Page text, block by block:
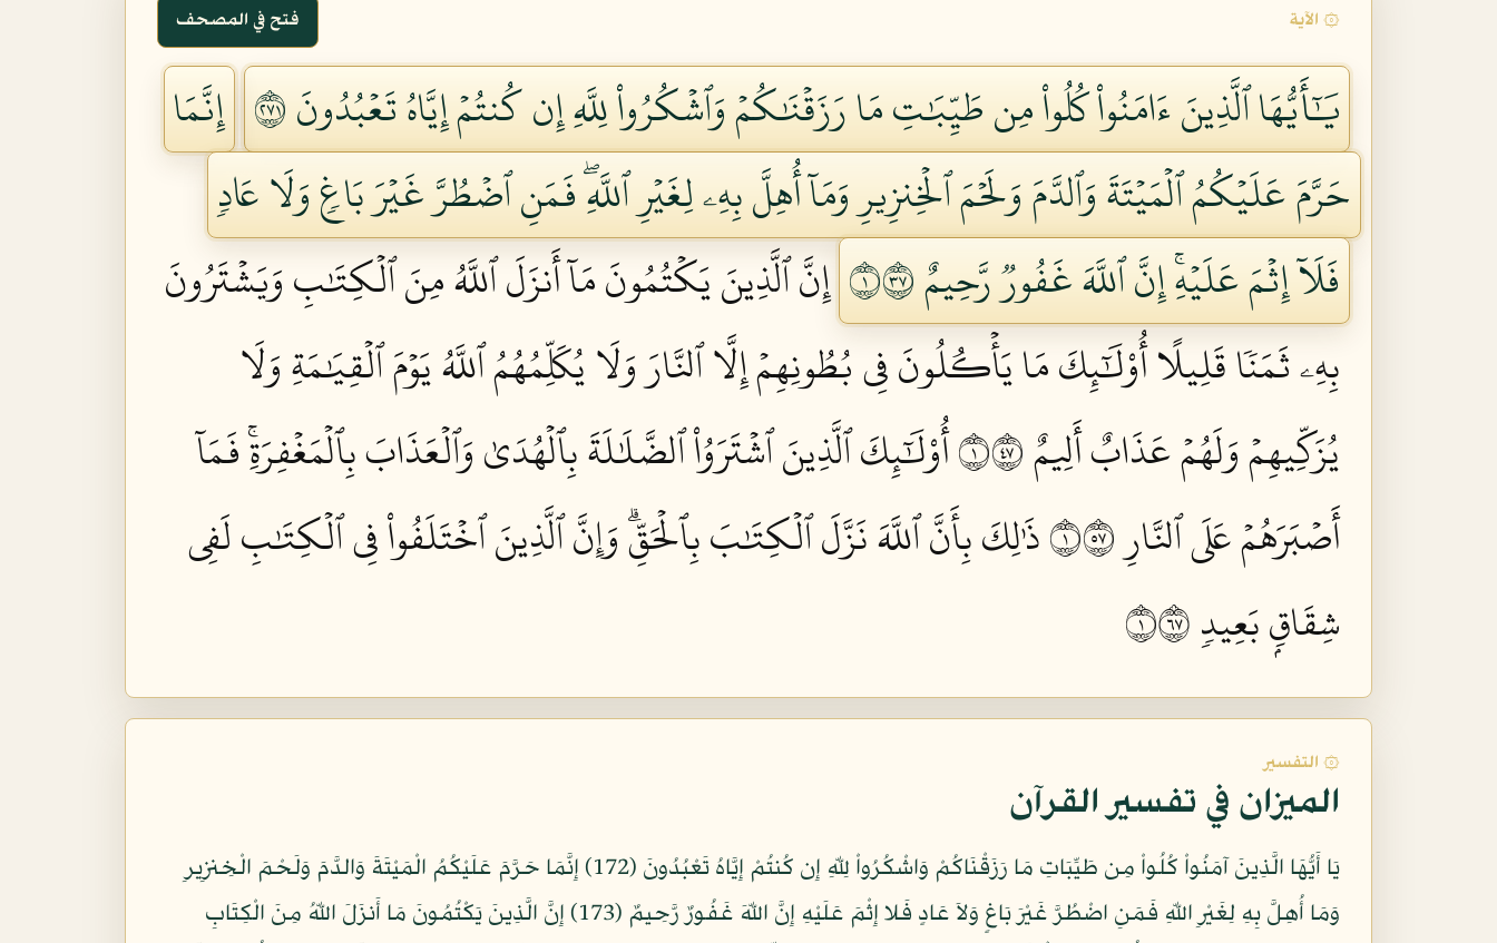
۞ الآية فتح في المصحف
يَٰٓأَيُّهَا ٱلَّذِينَ ءَامَنُواْ كُلُواْ مِن طَيِّبَٰتِ مَا رَزَقۡنَٰكُمۡ وَٱشۡكُرُواْ لِلَّهِ إِن كُنتُمۡ إِيَّاهُ تَعۡبُدُونَ ١٧٢
إِنَّمَا
حَرَّمَ عَلَيۡكُمُ ٱلۡمَيۡتَةَ وَٱلدَّمَ وَلَحۡمَ ٱلۡخِنزِيرِ وَمَآ أُهِلَّ بِهِۦ لِغَيۡرِ ٱللَّهِۖ فَمَنِ ٱضۡطُرَّ غَيۡرَ بَاغٖ وَلَا عَادٖ
فَلَآ إِثۡمَ عَلَيۡهِۚ إِنَّ ٱللَّهَ غَفُورٞ رَّحِيمٌ ١٧٣
إِنَّ ٱلَّذِينَ يَكۡتُمُونَ مَآ أَنزَلَ ٱللَّهُ مِنَ ٱلۡكِتَٰبِ وَيَشۡتَرُونَ
بِهِۦ ثَمَنٗا قَلِيلًا أُوْلَٰٓئِكَ مَا يَأۡكُلُونَ فِي بُطُونِهِمۡ إِلَّا ٱلنَّارَ وَلَا يُكَلِّمُهُمُ ٱللَّهُ يَوۡمَ ٱلۡقِيَٰمَةِ وَلَا
يُزَكِّيهِمۡ وَلَهُمۡ عَذَابٌ أَلِيمٌ ١٧٤
أُوْلَٰٓئِكَ ٱلَّذِينَ ٱشۡتَرَوُاْ ٱلضَّلَٰلَةَ بِٱلۡهُدَىٰ وَٱلۡعَذَابَ بِٱلۡمَغۡفِرَةِۚ فَمَآ
أَصۡبَرَهُمۡ عَلَى ٱلنَّارِ ١٧٥
ذَٰلِكَ بِأَنَّ ٱللَّهَ نَزَّلَ ٱلۡكِتَٰبَ بِٱلۡحَقِّۗ وَإِنَّ ٱلَّذِينَ ٱخۡتَلَفُواْ فِي ٱلۡكِتَٰبِ لَفِي
شِقَاقِۭ بَعِيدٖ ١٧٦
۞ التفسير
الميزان في تفسير القرآن
يَا أَيُّهَا الَّذِينَ آمَنُواْ كُلُواْ مِن طَيِّبَاتِ مَا رَزَقْنَاكُمْ وَاشْكُرُواْ لِلّهِ إِن كُنتُمْ إِيَّاهُ تَعْبُدُونَ (172) إِنَّمَا حَرَّمَ عَلَيْكُمُ الْمَيْتَةَ وَالدَّمَ وَلَحْمَ الْخِنزِيرِ
وَمَا أُهِلَّ بِهِ لِغَيْرِ اللّهِ فَمَنِ اضْطُرَّ غَيْرَ بَاغٍ وَلاَ عَادٍ فَلا إِثْمَ عَلَيْهِ إِنَّ اللّهَ غَفُورٌ رَّحِيمٌ (173) إِنَّ الَّذِينَ يَكْتُمُونَ مَا أَنزَلَ اللّهُ مِنَ الْكِتَابِ